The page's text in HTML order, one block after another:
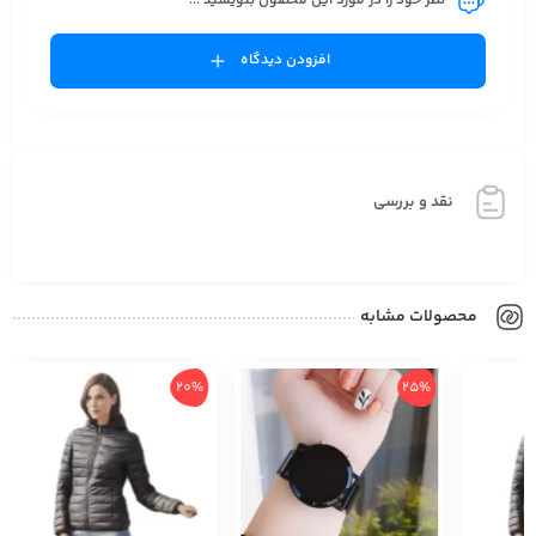
جنسیت
زنانه
دارای جعبه
افزودن دیدگاه
نقد و بررسی
محصولات مشابه
25%
20%